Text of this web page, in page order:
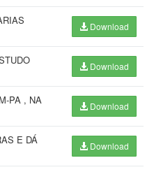
Download
Download
PA , NA
Download
E DÁ
Download